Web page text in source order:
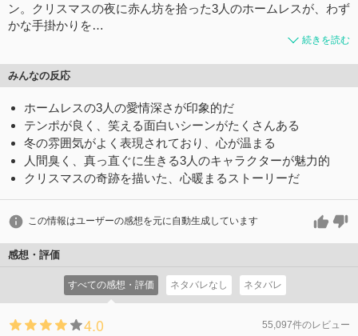
ン。クリスマスの夜に赤ん坊を拾った3人のホームレスが、わず
かな手掛かりを…
続きを読む
みんなの反応
ホームレスの3人の愛情深さが印象的だ
テンポが良く、笑える面白いシーンがたくさんある
冬の雰囲気がよく表現されており、心が温まる
人間臭く、真っ直ぐに生きる3人のキャラクターが魅力的
クリスマスの奇跡を描いた、心暖まるストーリーだ
この情報はユーザーの感想を元に自動生成しています
感想・評価
すべての感想・評価 ネタバレなし ネタバレ
4.0 55,097件のレビュー